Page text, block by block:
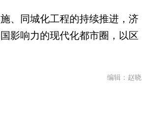
同城化工程的持续推进，济
影响力的现代化都市圈，以区
编辑：赵晓